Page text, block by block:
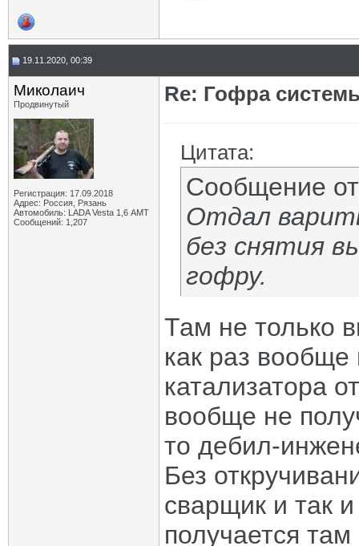
19.11.2020, 00:39
Миколаич
Продвинутый
Регистрация: 17.09.2018
Адрес: Россия, Рязань
Автомобиль: LADA Vesta 1,6 АМТ
Сообщений: 1,207
Re: Гофра
Цитата:
Сообщение
Отдал
без снятия
гофру.
Там не только
как раз
катализатора
вообще не
то дебил-
Без
сварщик и так
получается там